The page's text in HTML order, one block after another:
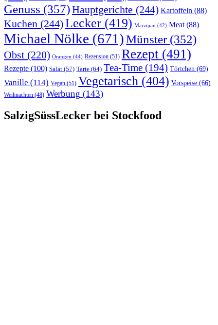
Genuss (357)Hauptgerichte (244) Kartoffeln (88)
Kuchen (244)Lecker (419) Marzipan (42) Meat(88)
Michael Nölke (671)Münster(352)
Obst (220) Orangen (44) Rezension (51) Rezept (491)
Rezepte (100) Salat (57) Tarte (64) Tea-Time (194) Törtchen (69)
Vanille (114) Vegan (51) Vegetarisch (404) Vorspeise (66)
Weihnachten (48) Werbung (143)
SalzigSüssLecker bei Stockfood